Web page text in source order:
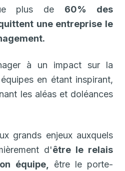
plus de 60% des
une entreprise le
à un impact sur la
en étant inspirant,
les aléas et doléances
grands enjeux auxquels
d'être le relais
équipe,
être le porte-